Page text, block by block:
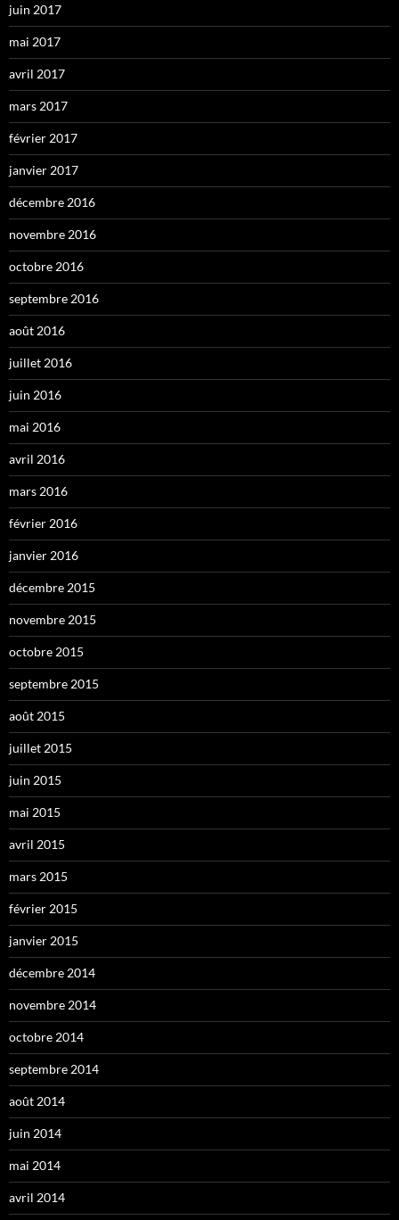
juin 2017
mai 2017
avril 2017
mars 2017
février 2017
janvier 2017
décembre 2016
novembre 2016
octobre 2016
septembre 2016
août 2016
juillet 2016
juin 2016
mai 2016
avril 2016
mars 2016
février 2016
janvier 2016
décembre 2015
novembre 2015
octobre 2015
septembre 2015
août 2015
juillet 2015
juin 2015
mai 2015
avril 2015
mars 2015
février 2015
janvier 2015
décembre 2014
novembre 2014
octobre 2014
septembre 2014
août 2014
juin 2014
mai 2014
avril 2014